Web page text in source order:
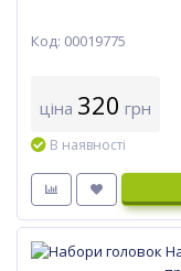
Код: 00019775
ціна 320 грн
В наявності